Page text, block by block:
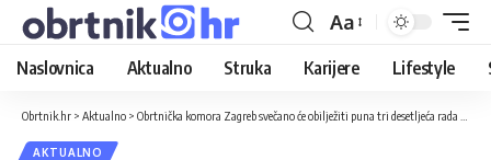
Aa
Naslovnica Aktualno Struka Karijere Lifestyle
Obrtnik.hr > Aktualno > Obrtnička komora Zagreb svečano će obilježiti puna tri desetljeća rada i postojanja
AKTUALNO